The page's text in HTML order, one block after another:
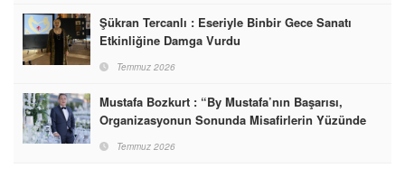
Şükran Tercanlı : Eseriyle Binbir Gece Sanatı
Etkinliğine Damga Vurdu
Temmuz 2026
Mustafa Bozkurt : “By Mustafa’nın Başarısı,
Organizasyonun Sonunda Misafirlerin Yüzünde
Gördüğümüz Mutluluktur”
Temmuz 2026